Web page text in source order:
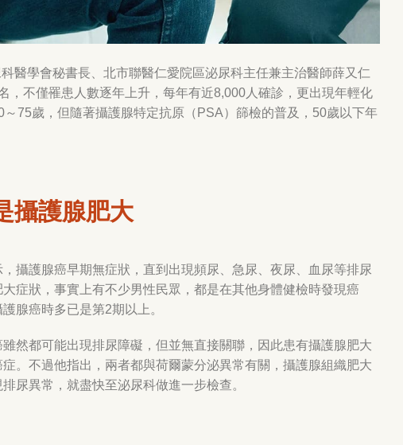
醫學會秘書長、北市聯醫仁愛院區泌尿科主任兼主治醫師薛又仁
，不僅罹患人數逐年上升，每年有近8,000 人確診，更出現年輕化
～ 75歲，但隨著攝護腺特定抗原（ PSA）篩檢的普及， 50歲以下年
攝護腺肥大
攝護腺癌早期無症狀，直到出現頻尿、急尿、夜尿、血尿等排尿
症狀，事實上有不少男性民眾，都是在其他身體健檢時發現癌
腺癌時多已是第2期以上。
然都可能出現排尿障礙，但並無直接關聯，因此患有攝護腺肥大
。不過他指出，兩者都與荷爾蒙分泌異常有關，攝護腺組織肥大
尿異常，就盡快至泌尿科做進一步檢查。